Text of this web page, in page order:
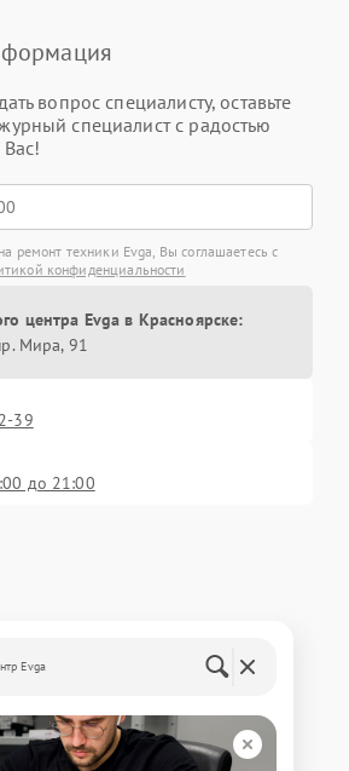
вопрос специалисту, оставьте
специалист с радостью
Вас!
ремонт техники Evga, Вы соглашаетесь с
конфиденциальности
центра Evga в Красноярске:
Мира, 91
39
до 21:00
Evga